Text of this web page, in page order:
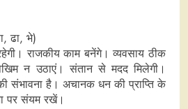
ढा, भे)
राजकीय काम बनेंगे। व्यवसाय ठीक
न उठाएं। संतान से मदद मिलेगी।
संभावना है। अचानक धन की प्राप्ति के
पर संयम रखें।